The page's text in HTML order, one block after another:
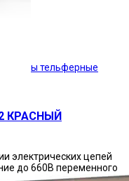
Посты тельферные
КРАСНЫЙ
электрических цепей
до 660В переменного